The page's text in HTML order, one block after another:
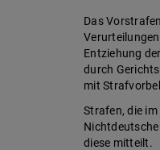
Das
Entziehung
durch
mit
Strafen, die
diese mitteilt.